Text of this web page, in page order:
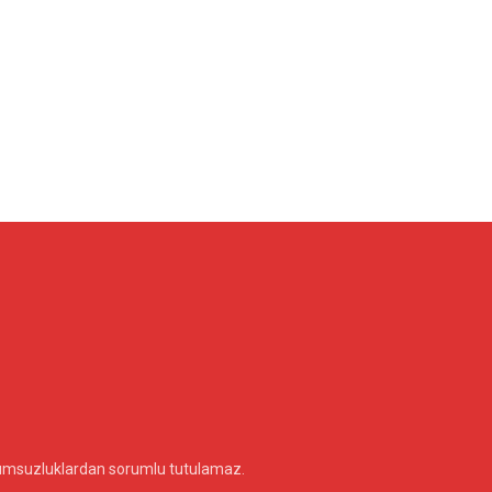
sorumlu tutulamaz.